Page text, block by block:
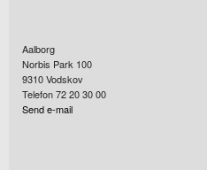
Aalborg
Norbis Park 100
9310Vodskov
Telefon 72 20 30 00
Send e-mail